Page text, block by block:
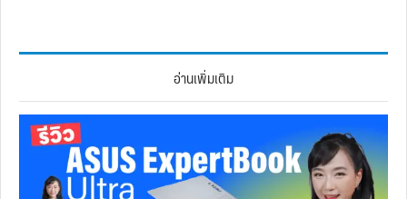
อ่านเพิ่มเติม